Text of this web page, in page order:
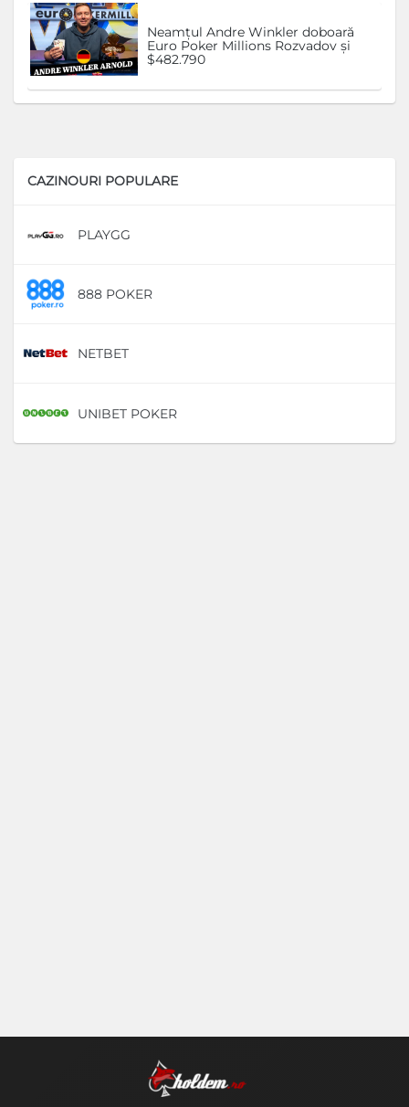
Neamțul Andre Winkler doboară
Euro Poker Millions Rozvadov și
$482.790
CAZINOURI POPULARE
PLAYGG
888 POKER
NETBET
UNIBET POKER